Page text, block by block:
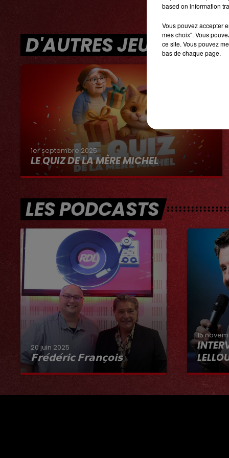
D'AUTRES JEUX
1er septembre 2025
LE QUIZ DE LA MÈRE MICHEL
LES PODCASTS
20 juin 2025
𝗙𝗿𝗲́𝗱𝗲́𝗿𝗶𝗰 𝗙𝗿𝗮𝗻𝗰̧𝗼𝗶𝘀
Interview du 20 juin 2025
15
based on information
Vous pouvez accepter
mes choix". Vous
ce site. Vous pouvez
bas de chaque page.